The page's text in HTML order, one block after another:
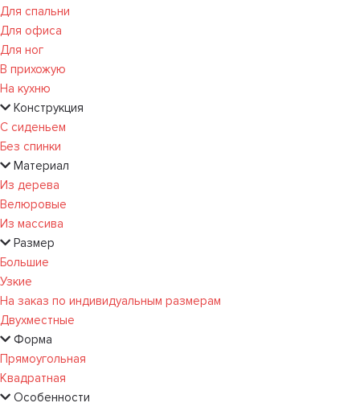
Для спальни
Для офиса
Для ног
В прихожую
На кухню
Конструкция
С сиденьем
Без спинки
Материал
Из дерева
Велюровые
Из массива
Размер
Большие
Узкие
На заказ по индивидуальным размерам
Двухместные
Форма
Прямоугольная
Квадратная
Особенности